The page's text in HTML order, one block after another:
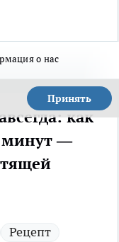
о нас
Принять
как
минут —
Рецепт